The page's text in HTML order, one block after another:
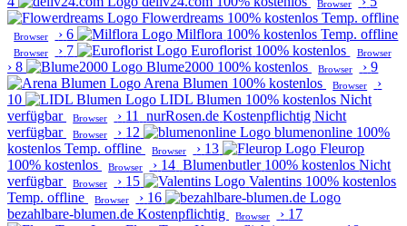
Browser
Flowerdreams 100% kostenlos Temp. offline
Browser › 6 Milflora 100% kostenlosTemp. offline
Browser › 7 Euroflorist 100% kostenlos Browser
› 8 Blume2000 100% kostenlos Browser › 9
Arena Blumen 100% kostenlos Browser
›
10
LIDL Blumen 100% kostenlos Nicht
verfügbar
Browser › 11 nurRosen.de KostenpflichtigNicht
verfügbar
Browser › 12 blumenonline 100%
kostenlos Temp. offline Browser › 13
Fleurop
100% kostenlos
Browser › 14 Blumenbutler 100% kostenlosNicht
verfügbar
Browser › 15 Valentins 100% kostenlos
Temp. offline
Browser › 16
bezahlbare-blumen.de Kostenpflichtig Browser › 17